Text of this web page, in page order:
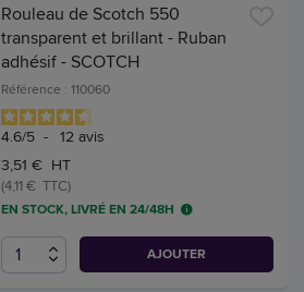
Rouleau de Scotch 550
transparent et brillant - Ruban
adhésif - SCOTCH
Référence : 110060
4.6/5 - 12 avis
3,51 € HT
(4,11 € TTC)
EN STOCK, LIVRÉ EN 24/48H
AJOUTER